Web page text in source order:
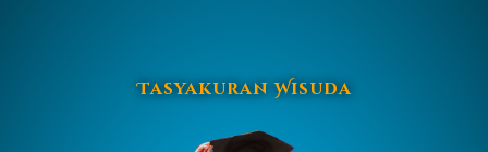
Tasyakuran Wisuda